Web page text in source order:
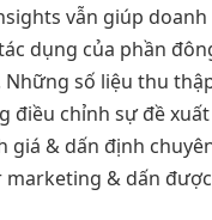
vẫn giúp
dụng của phần
số liệu thu
chỉnh sự đề
giá & dấn định
& dấn